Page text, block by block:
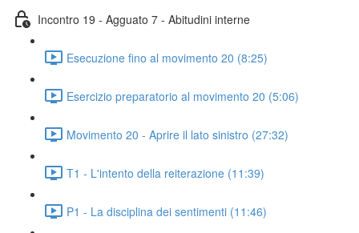
Incontro 19 - Agguato 7 - Abitudini interne
Esecuzione fino al movimento 20 (8:25)
Esercizio preparatorio al movimento 20 (5:06)
Movimento 20 - Aprire il lato sinistro (27:32)
T1 - L'intento della reiterazione (11:39)
P1 - La disciplina dei sentimenti (11:46)